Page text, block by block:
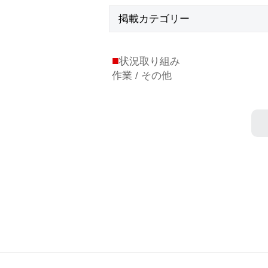
掲載カテゴリー
■状況取り組み
作業 / その他